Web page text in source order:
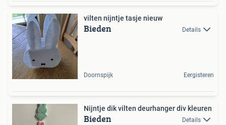
vilten nijntje tasje nieuw
Bieden Details
Doornspijk Eergisteren
Nijntje dik vilten deurhanger div kleuren
Bieden Details